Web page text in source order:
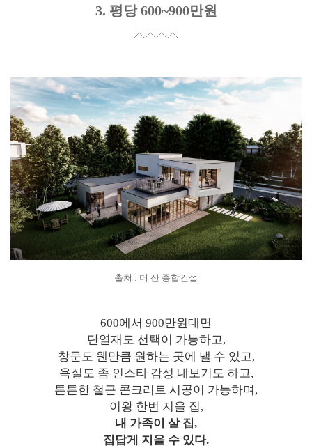
3. 평당 600~900만원
출처 : 더 산 종합건설
600에서 900만원대면
단열재도 선택이 가능하고,
창문도 웬만큼 원하는 곳에 낼 수 있고,
욕실도 좀 인스타 감성 내보기도 하고,
튼튼한 철근 콘크리트 시공이 가능하며,
이왕 한번 지을 집,
내 가족이 살 집,
집답게 지을 수 있다.